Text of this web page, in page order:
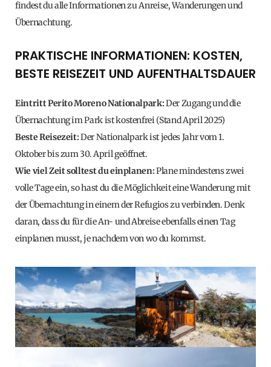
findest du alle Informationen zu Anreise, Wanderungen und
Übernachtung.
PRAKTISCHE INFORMATIONEN: KOSTEN,
BESTE REISEZEIT UND AUFENTHALTSDAUER
Eintritt Perito Moreno Nationalpark:Der Zugang und die
Übernachtung im Park ist kostenfrei (Stand April 2025)
Beste Reisezeit:Der Nationalpark ist jedes Jahr vom 1.
Oktober bis zum 30. April geöffnet.
Wie viel Zeit solltest du einplanen:Plane mindestens zwei
volle Tage ein, so hast du die Möglichkeit eine Wanderung mit
der Übernachtung in einem der Refugios zu verbinden. Denk
daran, dass du für die An- und Abreise ebenfalls einen Tag
einplanen musst, je nachdem von wo du kommst.